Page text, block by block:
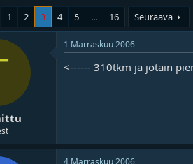
1 2 3 4 5 ... 16 Seuraava
1 Marraskuu 2006
<------ 310tkm ja jotain
4 Marraskuu 2006